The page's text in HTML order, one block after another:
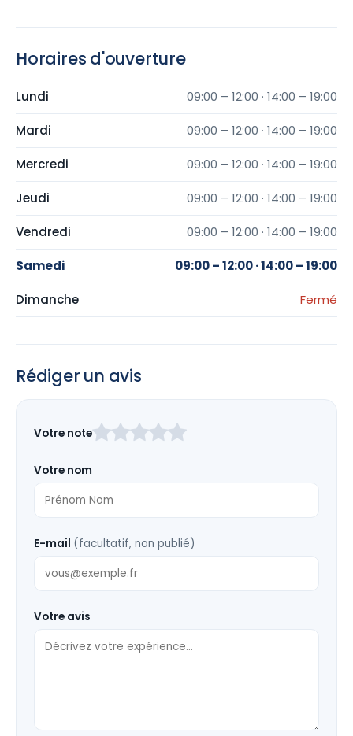
Horaires d'ouverture
Lundi 09:00 – 12:00 · 14:00 – 19:00
Mardi 09:00 – 12:00 · 14:00 – 19:00
Mercredi 09:00 – 12:00 · 14:00 – 19:00
Jeudi 09:00 – 12:00 · 14:00 – 19:00
Vendredi 09:00 – 12:00 · 14:00 – 19:00
Samedi 09:00 – 12:00 · 14:00 – 19:00
Dimanche Fermé
Rédiger un avis
ce
vide
Votre note
Votre nom
E-mail (facultatif, non publié)
Votre avis